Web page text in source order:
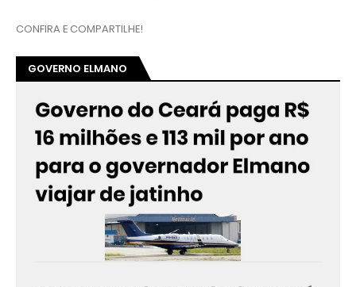
CONFIRA E COMPARTILHE!
GOVERNO ELMANO